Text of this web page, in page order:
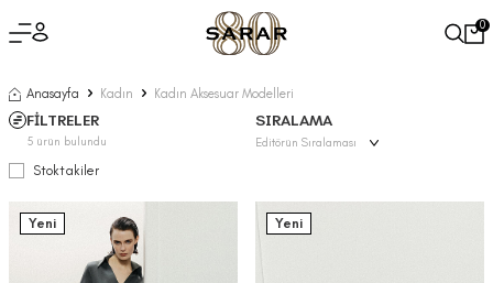
0
Anasayfa Kadın Kadın Aksesuar Modelleri
FİLTRELER
5 ürün bulundu
SIRALAMA
Stoktakiler
Yeni Yeni